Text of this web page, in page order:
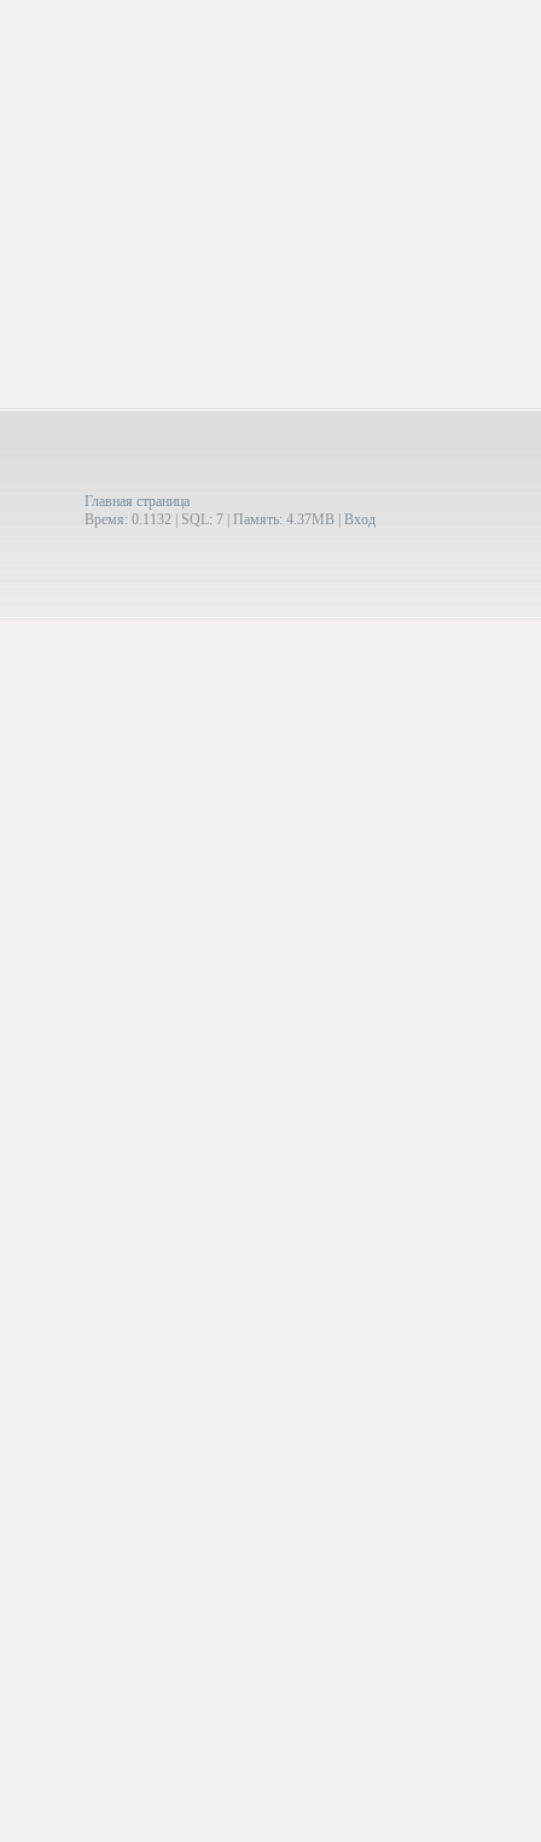
Главная страница
Время: 0.1132 | SQL: 7 | Память: 4.37MB Вход